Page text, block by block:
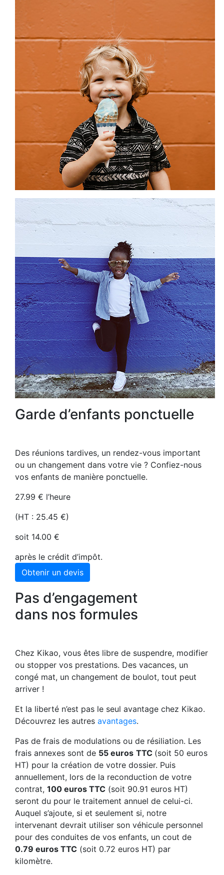
Garde d’enfants ponctuelle
Des réunions tardives, un rendez-vous important
ou un changement dans votre vie ? Confiez-nous
vos enfants de manière ponctuelle.
27.99 € l’heure
(HT : 25.45 €)
soit 14.00 €
après le crédit d’impôt.
Obtenir un devis
Pas d’engagement
dans nos formules
Chez Kikao, vous êtes libre de suspendre, modifier
ou stopper vos prestations. Des vacances, un
congé mat, un changement de boulot, tout peut
arriver !
Et la liberté n’est pas le seul avantage chez Kikao.
Découvrez les autres avantages.
Pas de frais de modulations ou de résiliation. Les
frais annexes sont de 55 euros TTC (soit 50 euros
HT) pour la création de votre dossier. Puis
annuellement, lors de la reconduction de votre
contrat, 100 euros TTC (soit 90.91 euros HT)
seront du pour le traitement annuel de celui-ci.
Auquel s’ajoute, si et seulement si, notre
intervenant devrait utiliser son véhicule personnel
pour des conduites de vos enfants, un cout de
0.79 euros TTC (soit 0.72 euros HT) par
kilomètre.